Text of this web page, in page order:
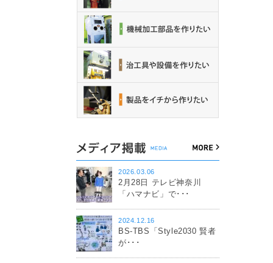
2026.03.06
2月28日 テレビ神奈川
「ハマナビ」で･･･
2024.12.16
BS-TBS「Style2030 賢者
が･･･